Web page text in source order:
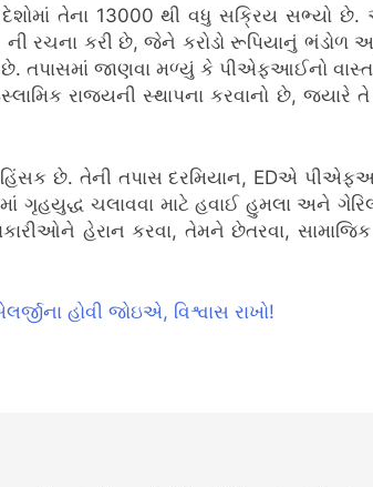
તેના 13000 થી વધુ સક્રિય સભ્યો છે.
ની રચના કરી છે, જેને કરોડો રૂપિયાનું ભંડોળ
તપાસમાં જાણવા મળ્યું કે પીએફઆઈનો
રાજ્યની સ્થાપના કરવાનો છે, જ્યારે
હિંસક છે. તેની તપાસ દરમિયાન, EDએ
ગૃહયુદ્ધ ચલાવવા માટે હવાઈ હુમલા અને
હેરાન કરવા, તેમને છેતરવા,
હોવી જોઇએ, વિશ્વાસ રાખો!